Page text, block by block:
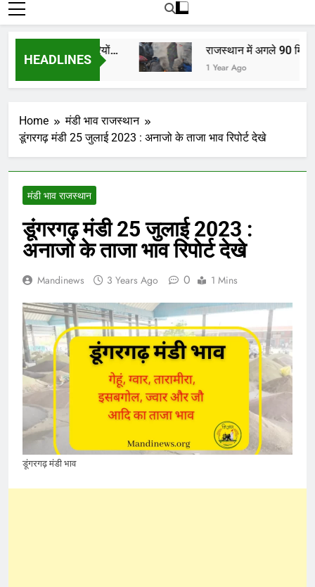
रोजाना हमारे पोर्टल Mandinews.org पर प्रदर्शित
की जाती है.
HEADLINES
किसानों, व्यापारियों… राजस्थान में अगले 90 मिनट में
1 Year Ago
Home
मंडी भाव राजस्थान
डूंगरगढ़ मंडी 25 जुलाई 2023 : अनाजो के ताजा भाव रिपोर्ट देखे
मंडी भाव राजस्थान
डूंगरगढ़ मंडी 25 जुलाई 2023 :
अनाजो के ताजा भाव रिपोर्ट देखे
Mandinews 3 Years Ago 0 1 Mins
डूंगरगढ़ मंडी भाव